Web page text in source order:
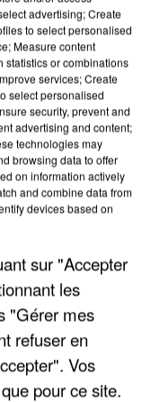
la DZ Mafia
ses opérations en
advertising; Create
to select personalised
Measure content
statistics or combinations
services; Create
select personalised
security, prevent and
advertising and content;
technologies may
browsing data to offer
on information actively
and combine data from
devices based on
sur "Accepter
les
"Gérer mes
refuser en
Vos
pour ce site.